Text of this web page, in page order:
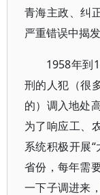
青海主政、纠
严重错误中揭
1958年到
刑的人犯（很
的）调入地处
为了响应工、
系统积极开展
省份，每年需
一下子调进来